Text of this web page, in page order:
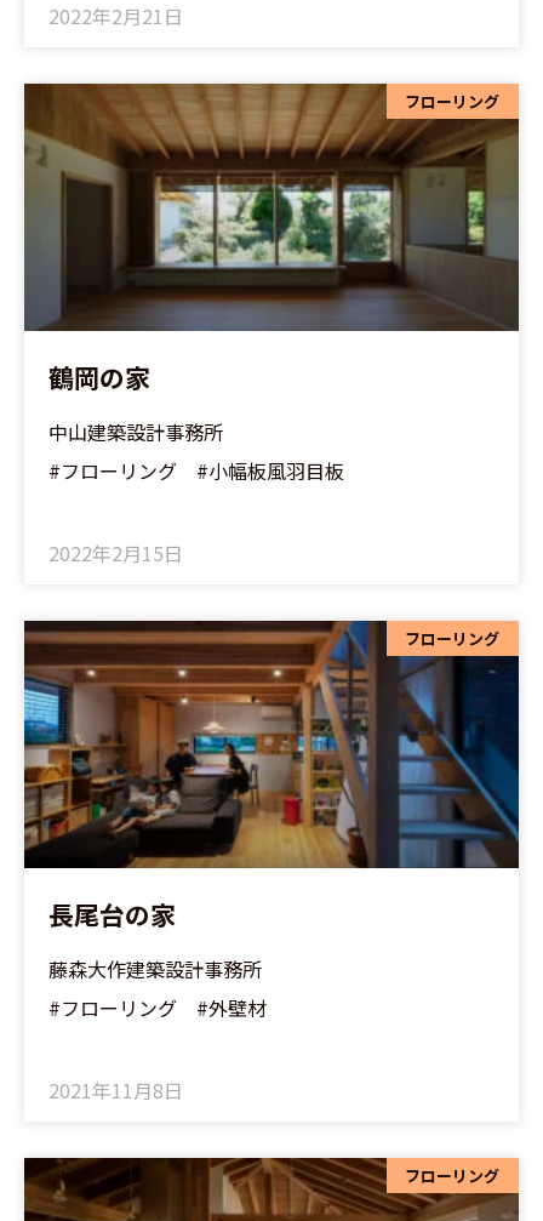
2022年2月21日
フローリング
鶴岡の家
中山建築設計事務所
#フローリング #小幅板風羽目板
2022年2月15日
フローリング
長尾台の家
藤森大作建築設計事務所
#フローリング #外壁材
2021年11月8日
フローリング